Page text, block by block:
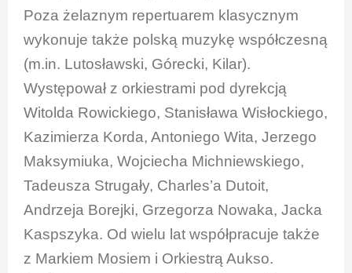
Poza żelaznym repertuarem klasycznym
wykonuje także polską muzykę współczesną
(m.in. Lutosławski, Górecki, Kilar).
Występował z orkiestrami pod dyrekcją
Witolda Rowickiego, Stanisława Wisłockiego,
Kazimierza Korda, Antoniego Wita, Jerzego
Maksymiuka, Wojciecha Michniewskiego,
Tadeusza Strugały, Charles’a Dutoit,
Andrzeja Borejki, Grzegorza Nowaka, Jacka
Kaspszyka. Od wielu lat współpracuje także
z Markiem Mosiem i Orkiestrą Aukso.